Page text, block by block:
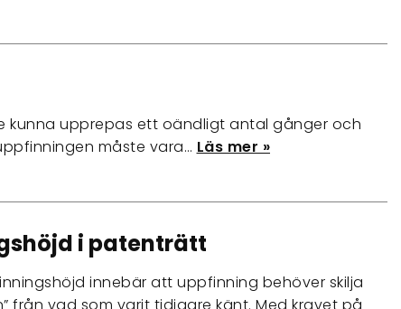
upprepas ett oändligt antal gånger och
måste vara… Läs mer »
i patenträtt
innebär att uppfinning behöver skilja
från vad som varit tidigare känt. Med kravet på